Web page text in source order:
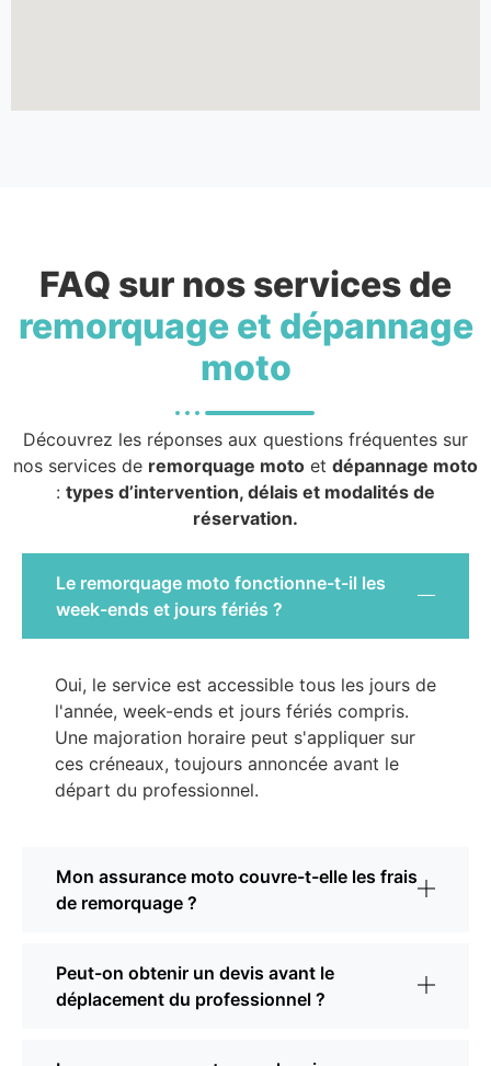
FAQ sur nos services de
remorquage et dépannage
moto
Découvrez les réponses aux questions fréquentes sur
nos services de remorquage moto et dépannage moto
: types d’intervention, délais et modalités de
réservation.
Le remorquage moto fonctionne-t-il les
week-ends et jours fériés ?
Oui, le service est accessible tous les jours de
l'année, week-ends et jours fériés compris.
Une majoration horaire peut s'appliquer sur
ces créneaux, toujours annoncée avant le
départ du professionnel.
Mon assurance moto couvre-t-elle les frais
de remorquage ?
Peut-on obtenir un devis avant le
déplacement du professionnel ?